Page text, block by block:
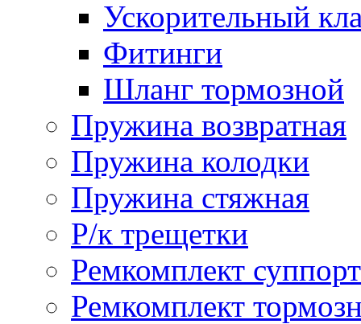
Ускорительный
Фитинги
Шланг тормозной
Пружина возвратная
Пружина колодки
Пружина стяжная
Р/к трещетки
Ремкомплект
Ремкомплект